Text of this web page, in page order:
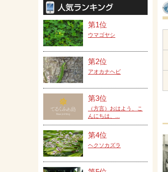
第1位
ウマゴヤシ
第2位
アオカナヘビ
第3位
（方言）おはよう、こ
んにちは、...
第4位
ヘクソカズラ